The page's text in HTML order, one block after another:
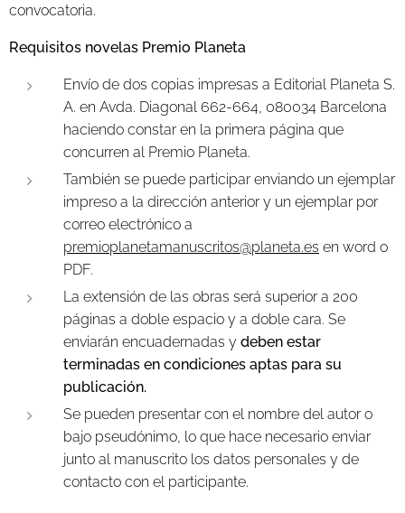
convocatoria.
Requisitos novelas Premio Planeta
Envío de dos copias impresas a Editorial Planeta S.
A. en Avda. Diagonal 662-664, 080034 Barcelona
haciendo constar en la primera página que
concurren al Premio Planeta.
También se puede participar enviando un ejemplar
impreso a la dirección anterior y un ejemplar por
correo electrónico a
premioplanetamanuscritos@planeta.es en word o
PDF.
La extensión de las obras será superior a 200
páginas a doble espacio y a doble cara. Se
enviarán encuadernadas y deben estar
terminadas en condiciones aptas para su
publicación.
Se pueden presentar con el nombre del autor o
bajo pseudónimo, lo que hace necesario enviar
junto al manuscrito los datos personales y de
contacto con el participante.